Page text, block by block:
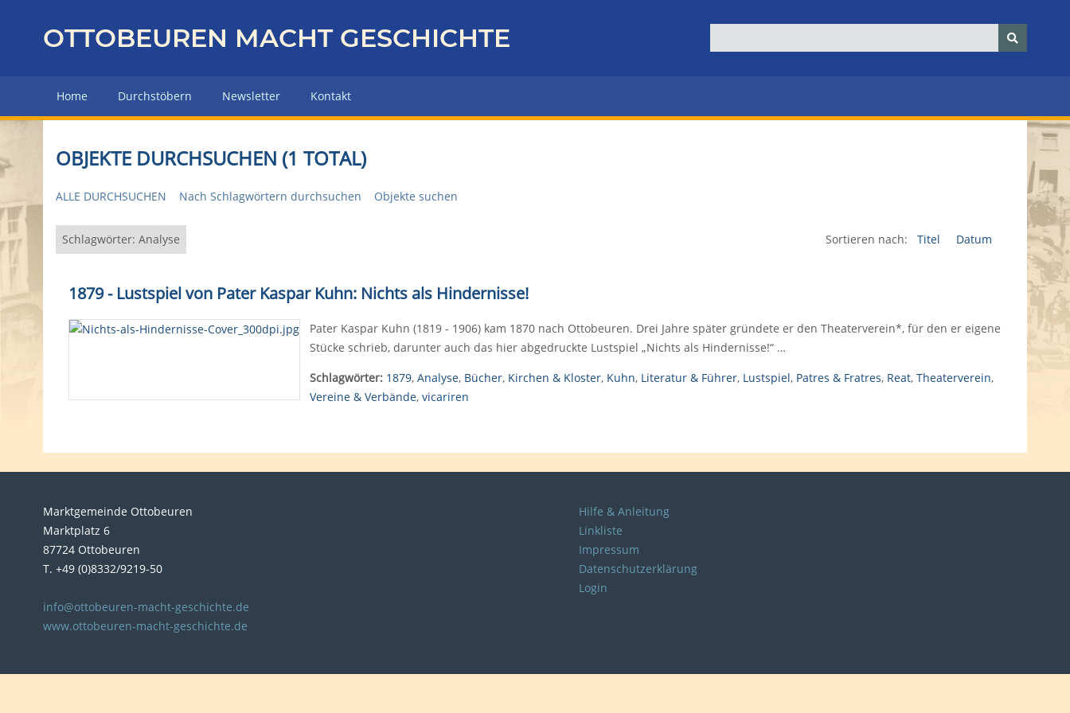
z
r
H
u
p
e
OTTOBEUREN MACHT GESCHICHTE
Home Durchstöbern Newsletter Kontakt
OBJEKTE DURCHSUCHEN (1 TOTAL)
ALLE DURCHSUCHEN Nach Schlagwörtern durchsuchen Objekte suchen
Schlagwörter: Analyse Sortieren nach: Titel Datum
1879 - Lustspiel von Pater Kaspar Kuhn: Nichts als Hindernisse!
Pater Kaspar Kuhn (1819 - 1906) kam 1870 nach Ottobeuren. Drei Jahre später gründete er den Theaterverein*, für den er eigene
Stücke schrieb, darunter auch das hier abgedruckte Lustspiel „Nichts als Hindernisse!“ …
Schlagwörter: 1879, Analyse, Bücher, Kirchen & Kloster, Kuhn, Literatur & Führer, Lustspiel, Patres & Fratres, Reat, Theaterverein,
Vereine & Verbände, vicariren
Marktgemeinde Ottobeuren
Marktplatz 6
87724 Ottobeuren
T. +49 (0)8332/9219-50
info@ottobeuren-macht-geschichte.de
www.ottobeuren-macht-geschichte.de
Hilfe & Anleitung
Linkliste
Impressum
Datenschutzerklärung
Login